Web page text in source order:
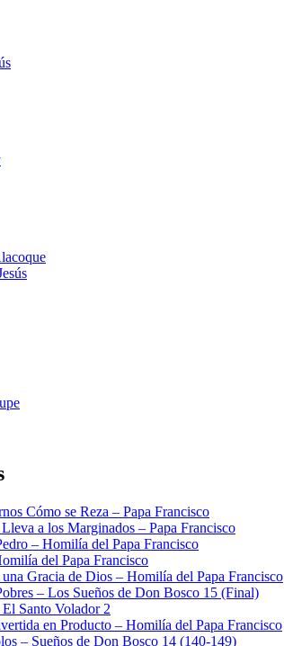
Cómo se Reza – Papa Francisco
a los Marginados – Papa Francisco
– Homilía del Papa Francisco
del Papa Francisco
Gracia de Dios – Homilía del Papa Francisco
– Los Sueños de Don Bosco 15 (Final)
Santo Volador 2
en Producto – Homilía del Papa Francisco
– Sueños de Don Bosco 14 (140-149)